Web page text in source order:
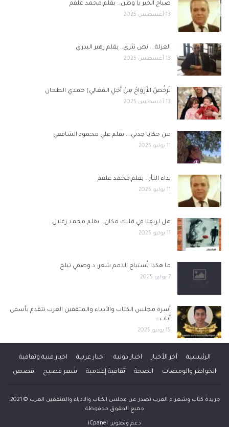
صباح الخير يا وطن… بقلم محمد علقم
13 أغسطس 2025
العزلة…. نص نثري.. بقلم زهير البدري
13 أغسطس 2025
تَرْخُصُ الأَرْوَاحُ مِنْ أَجْلِ المَعَالِي) حمدي الطحان
13 أغسطس 2025
من حكايا جدتي…. بقلم علي محمود الشافعي
11 يوليو 2025
نداء الثأر… بقلم محمد علقم
11 يوليو 2025
هل لريفنا في قلبك مكان… بقلم محمد زغلال .
11 يوليو 2025
ما هكذا تُستباح الذمم شعر: د.وصفي تيلخ
7 يوليو 2025
أسرة مجلس الكتاب والأدباء والمثقفين العرب تتقدم بأسمى
آيات…
15 يونيو 2025
الرئيسية آخر الأخبار اخبار دولية اخبار عربية
اخبار فنية وثقافية
الخواطر والومضات
الصحة ثقافية إعلامية شعر فصيح قصص
جريدة كتاب وشعراء العرب تصدر عن مجلس الكتاب والادباء والمثقفين العرب © 2021.
جميع الحقوق محفوظة
دعم وتطوير: iCpanel